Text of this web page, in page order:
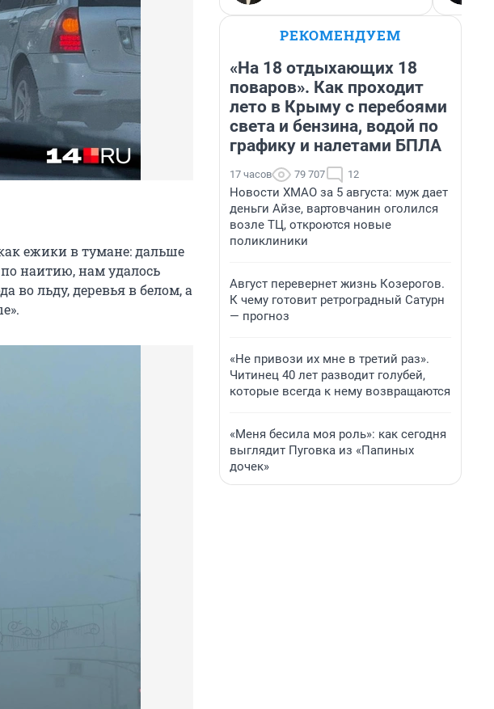
ежики в тумане: дальше
наитию, нам удалось
во льду, деревья в белом, а
РЕКОМЕНДУЕМ
«На 18 отдыхающих 18
поваров». Как проходит
лето в Крыму с перебоями
света и бензина, водой по
графику и налетами БПЛА
17 часов 79 707 12
Новости ХМАО за 5 августа: муж дает
деньги Айзе, вартовчанин оголился
возле ТЦ, откроются новые
поликлиники
Август перевернет жизнь Козерогов.
К чему готовит ретроградный Сатурн
— прогноз
«Не привози их мне в третий раз».
Читинец 40 лет разводит голубей,
которые всегда к нему возвращаются
«Меня бесила моя роль»: как сегодня
выглядит Пуговка из «Папиных
дочек»